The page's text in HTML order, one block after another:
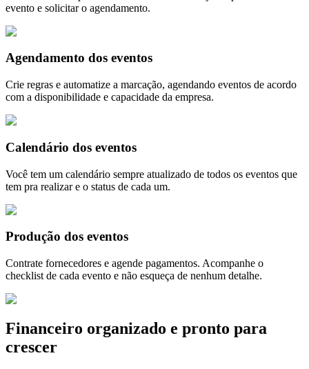
evento e solicitar o agendamento.
Agendamento dos eventos
Crie regras e automatize a marcação, agendando eventos de acordo
com a disponibilidade e capacidade da empresa.
Calendário dos eventos
Você tem um calendário sempre atualizado de todos os eventos que
tem pra realizar e o status de cada um.
Produção dos eventos
Contrate fornecedores e agende pagamentos. Acompanhe o
checklist de cada evento e não esqueça de nenhum detalhe.
Financeiro organizado e pronto para
crescer